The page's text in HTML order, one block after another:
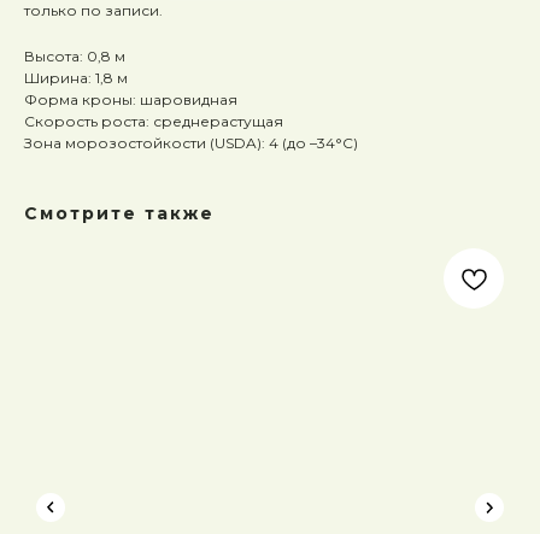
только по записи.
Высота: 0,8 м
Ширина: 1,8 м
Форма кроны: шаровидная
Скорость роста: среднерастущая
Зона морозостойкости (USDA): 4 (до –34°C)
Смотрите также